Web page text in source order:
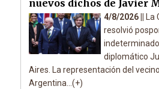
nuevos dichos de Javier
4/8/2026 ||
La
resolvió
diplomático
Aires. La representación del
Argentina...(+)